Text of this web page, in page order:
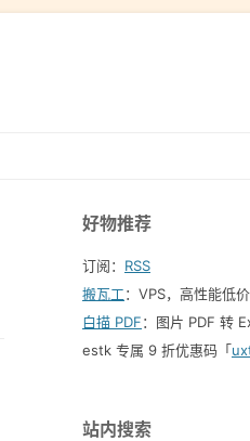
好物推荐
订阅： RSS
搬瓦工：VPS，高性能低价
白描 PDF：图片 PDF 转
estk 专属 9 折优惠码「
站内搜索